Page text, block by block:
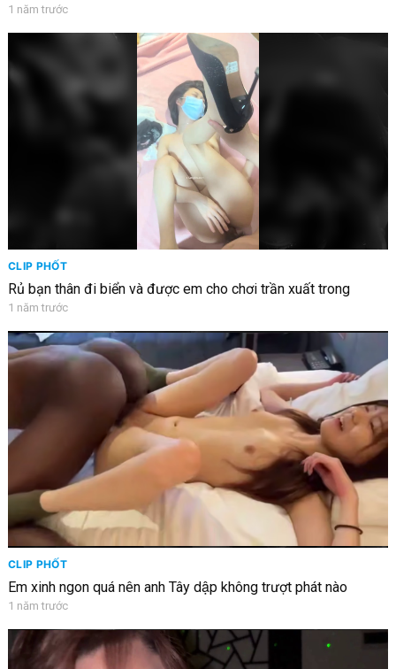
1 năm trước
CLIP PHỐT
Rủ bạn thân đi biển và được em cho chơi trần xuất trong
1 năm trước
CLIP PHỐT
Em xinh ngon quá nên anh Tây dập không trượt phát nào
1 năm trước